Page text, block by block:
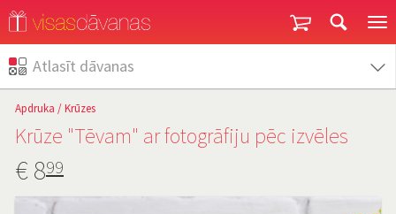
Atlasīt dāvanas
Apdruka /Krūzes
Krūze "Tēvam" ar fotogrāfiju pēc izvēles
€899